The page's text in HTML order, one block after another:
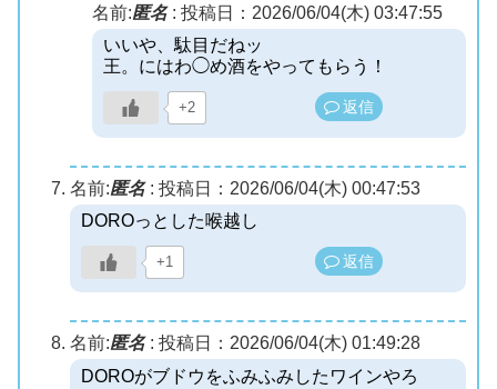
名前:匿名: 投稿日：2026/06/04(木) 03:47:55
いいや、駄目だねッ
王。にはわ◯め酒をやってもらう！
+2 返信
名前:匿名: 投稿日：2026/06/04(木) 00:47:53
DOROっとした喉越し
+1 返信
名前:匿名: 投稿日：2026/06/04(木) 01:49:28
DOROがブドウをふみふみしたワインやろ